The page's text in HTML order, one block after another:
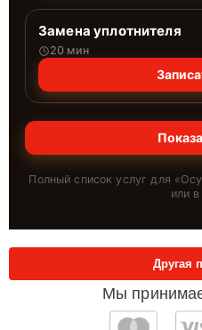
Замена уплотнителя
20 мин
Полный список услуг для «
или
Мы
Другая